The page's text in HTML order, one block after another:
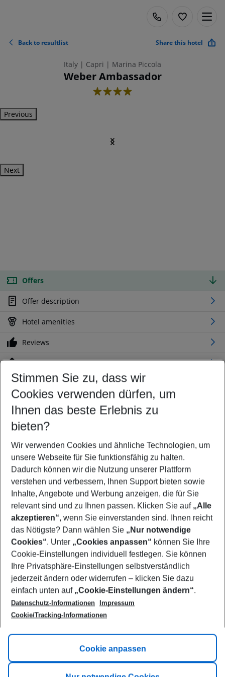
Back to resultlist Share this hotel
Italy | Capri | Marina Piccola
Weber Ambassador
4
Previous
Next
Offers
Offer description
Hotel amenities
Reviews
Location
Customize your offer
Find the perfect deal which suits your best
Your departure airport
Any airport
Select your date range
09/08/26–07/08/27 5-8 nights
Who will travel
2 adults No children
Show more filter
Footer
Footer navigation
Title A
Link A
Stimmen Sie zu, dass wir
Cookies verwenden dürfen, um
Ihnen das beste Erlebnis zu
bieten?
Wir verwenden Cookies und ähnliche Technologien, um
unsere Webseite für Sie funktionsfähig zu halten.
Dadurch können wir die Nutzung unserer Plattform
verstehen und verbessern, Ihnen Support bieten sowie
Inhalte, Angebote und Werbung anzeigen, die für Sie
relevant sind und zu Ihnen passen. Klicken Sie auf „Alle
akzeptieren“, wenn Sie einverstanden sind. Ihnen reicht
das Nötigste? Dann wählen Sie „Nur notwendige
Cookies“. Unter „Cookies anpassen“ können Sie Ihre
Cookie-Einstellungen individuell festlegen. Sie können
Ihre Privatsphäre-Einstellungen selbstverständlich
jederzeit ändern oder widerrufen – klicken Sie dazu
einfach unten auf „Cookie-Einstellungen ändern“.
Datenschutz-Informationen
Impressum
Cookie/Tracking-Informationen
Cookie anpassen